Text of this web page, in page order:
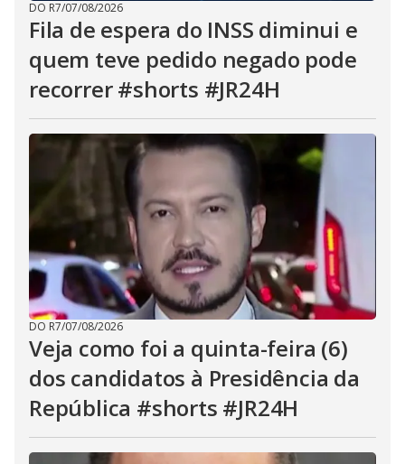
DO R7/07/08/2026
Fila de espera do INSS diminui e
quem teve pedido negado pode
recorrer #shorts #JR24H
DO R7/07/08/2026
Veja como foi a quinta-feira (6)
dos candidatos à Presidência da
República #shorts #JR24H